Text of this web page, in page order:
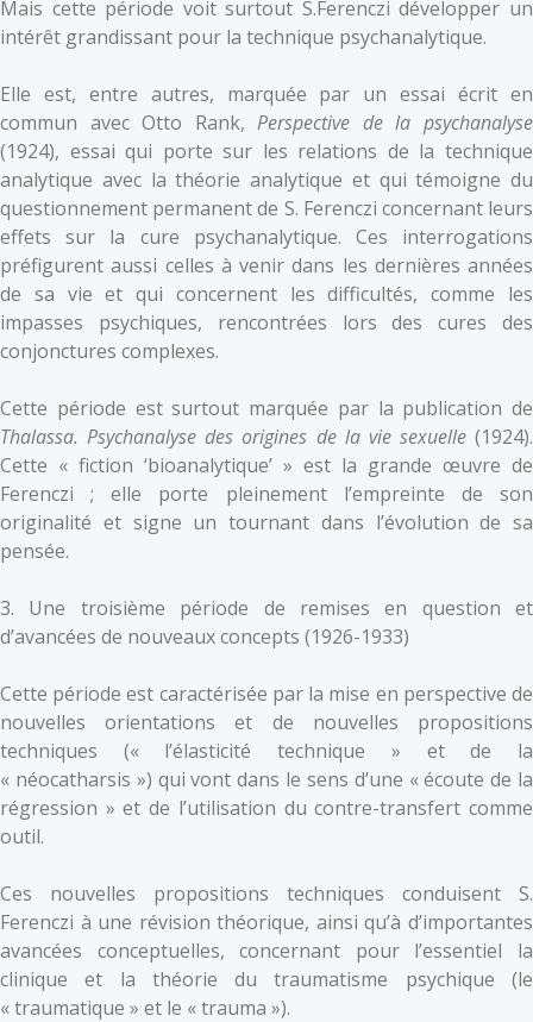
Mais cette période voit surtout S.Ferenczi développer un
intérêt grandissant pour la technique psychanalytique.
Elle est, entre autres, marquée par un essai écrit en
commun avec Otto Rank,Perspective de la psychanalyse
(1924), essai qui porte sur les relations de la technique
analytique avec la théorie analytique et qui témoigne du
questionnement permanent de S. Ferenczi concernant leurs
effets sur la cure psychanalytique. Ces interrogations
préfigurent aussi celles à venir dans les dernières années
de sa vie et qui concernent les difficultés, comme les
impasses psychiques, rencontrées lors des cures des
conjonctures complexes.
Cette période est surtout marquée par la publication de
Thalassa. Psychanalyse des origines de la vie sexuelle(1924).
Cette « fiction ‘bioanalytique’ » est la grande œuvre de
Ferenczi ; elle porte pleinement l’empreinte de son
originalité et signe un tournant dans l’évolution de sa
pensée.
3. Une troisième période de remises en question et
d’avancées de nouveaux concepts (1926-1933)
Cette période est caractérisée par la mise en perspective de
nouvelles orientations et de nouvelles propositions
techniques (« l’élasticité technique » et de la
« néocatharsis ») qui vont dans le sens d’une « écoute de la
régression » et de l’utilisation du contre-transfert comme
outil.
Ces nouvelles propositions techniques conduisent S.
Ferenczi à une révision théorique, ainsi qu’à d’importantes
avancées conceptuelles, concernant pour l’essentiel la
clinique et la théorie du traumatisme psychique (le
« traumatique » et le « trauma »).